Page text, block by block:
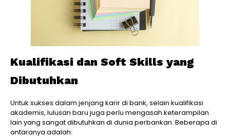
Kualifikasi dan Soft Skills yang
Dibutuhkan
Untuk sukses dalam jenjang karir di bank, selain kualifikasi
akademis, lulusan baru juga perlu mengasah keterampilan
lain yang sangat dibutuhkan di dunia perbankan. Beberapa di
antaranya adalah: